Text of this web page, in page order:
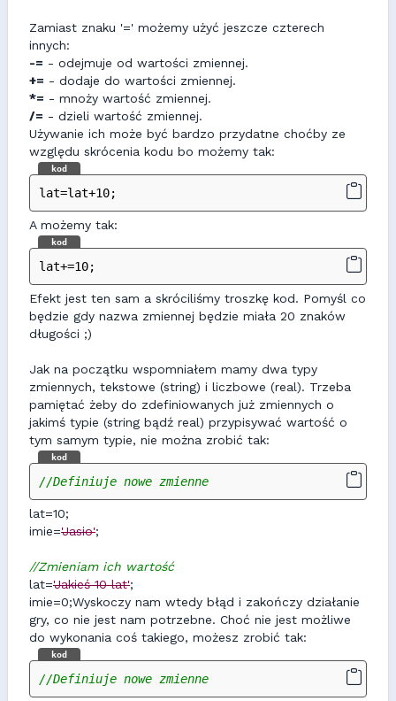
Zamiast znaku '=' możemy użyć jeszcze czterech
innych:
-= - odejmuje od wartości zmiennej.
+= - dodaje do wartości zmiennej.
*= - mnoży wartość zmiennej.
/= - dzieli wartość zmiennej.
Używanie ich może być bardzo przydatne choćby ze
względu skrócenia kodu bo możemy tak:
kod
lat=lat+10;
A możemy tak:
kod
lat+=10;
Efekt jest ten sam a skróciliśmy troszkę kod. Pomyśl co
będzie gdy nazwa zmiennej będzie miała 20 znaków
długości ;)
Jak na początku wspomniałem mamy dwa typy
zmiennych, tekstowe (string) i liczbowe (real). Trzeba
pamiętać żeby do zdefiniowanych już zmiennych o
jakimś typie (string bądź real) przypisywać wartość o
tym samym typie, nie można zrobić tak:
kod
//Definiuje nowe zmienne
lat=10;
imie='Jasio';
//Zmieniam ich wartość
lat='Jakieś 10 lat';
imie=0;Wyskoczy nam wtedy błąd i zakończy działanie
gry, co nie jest nam potrzebne. Choć nie jest możliwe
do wykonania coś takiego, możesz zrobić tak:
kod
//Definiuje nowe zmienne